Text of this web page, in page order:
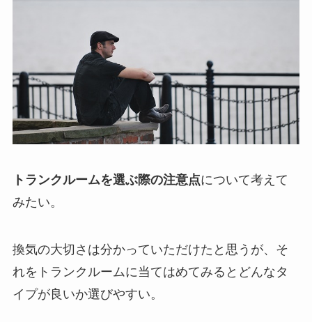
トランクルームを選ぶ際の注意点について考えて
みたい。
換気の大切さは分かっていただけたと思うが、そ
れをトランクルームに当てはめてみるとどんなタ
イプが良いか選びやすい。